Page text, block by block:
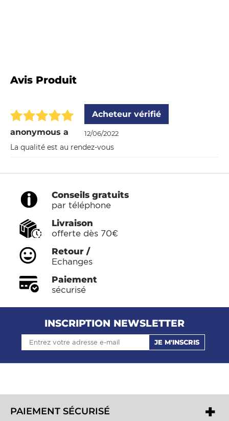
Avis Produit
anonymous a
Acheteur vérifié
12/06/2022
La qualité est au rendez-vous
Conseils gratuits
par téléphone
Livraison
offerte dès 70€
Retour /
Echanges
Paiement
sécurisé
INSCRIPTION NEWSLETTER
JE M'INSCRIS
PAIEMENT SÉCURISÉ